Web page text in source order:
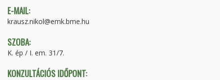
E-MAIL:
krausz.nikol@emk.bme.hu
SZOBA:
K. ép / I. em. 31/7.
KONZULTÁCIÓS IDŐPONT: